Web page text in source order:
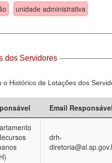
unidade administrativa
dos Servidores
o Histórico de Lotações dos
Email
drh-